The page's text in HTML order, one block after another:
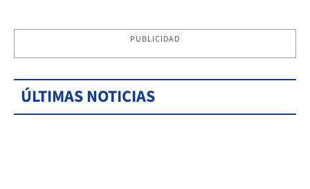
PUBLICIDAD
ÚLTIMAS NOTICIAS